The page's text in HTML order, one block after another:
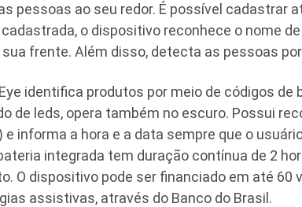
pessoas ao seu redor. É possível cadastrar
o dispositivo reconhece o nome
frente. Além disso, detecta as pessoas
identifica produtos por meio de códigos
de leds, opera também no escuro. Possui
e informa a hora e a data sempre que o
integrada tem duração contínua de 2
O dispositivo pode ser financiado em até 60
assistivas, através do Banco do Brasil.